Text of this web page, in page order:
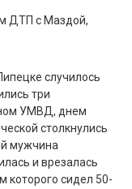
случилось
три
УМВД, днем
столкнулись
мужчина
и врезалась
которого сидел 50-